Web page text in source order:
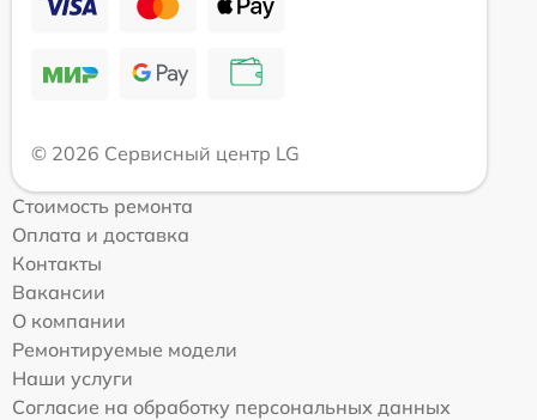
© 2026 Сервисный центр LG
Стоимость ремонта
Оплата и доставка
Контакты
Вакансии
О компании
Ремонтируемые модели
Наши услуги
Согласие на обработку персональных данных